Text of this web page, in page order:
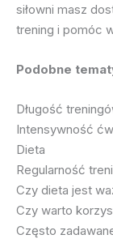
siłowni masz
trening i pomóc
Podobne
Długość
Intensywność
Dieta
Regularność
Czy dieta jest
Czy warto
Często